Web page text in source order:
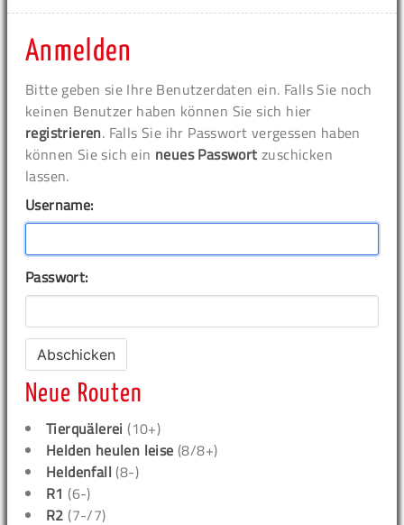
Anmelden
Bitte geben sie Ihre Benutzerdaten ein. Falls Sie noch
keinen Benutzer haben können Sie sich hier
registrieren. Falls Sie ihr Passwort vergessen haben
können Sie sich ein neues Passwort zuschicken
lassen.
Username:
Passwort:
Neue Routen
Tierquälerei (10+)
Helden heulen leise (8/8+)
Heldenfall (8-)
R1 (6-)
R2 (7-/7)